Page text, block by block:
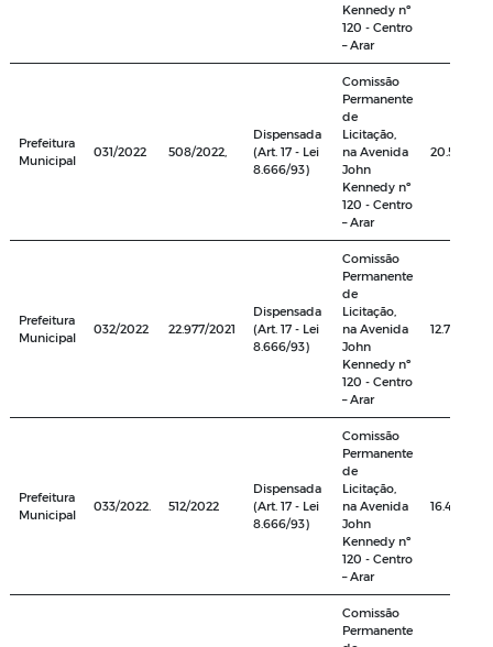
Kennedy nº
120 - Centro
– Arar
Prefeitura
Municipal
031/2022 508/2022,
Dispensada
(Art. 17 - Lei
8.666/93)
Comissão
Permanente
de
Licitação,
na Avenida
John
Kennedy nº
120 - Centro
– Arar
20.533,36
Prefeitura
Municipal
032/2022 22.977/2021
Dispensada
(Art. 17 - Lei
8.666/93)
Comissão
Permanente
de
Licitação,
na Avenida
John
Kennedy nº
120 - Centro
– Arar
12.756,70
Prefeitura
Municipal
033/2022. 512/2022
Dispensada
(Art. 17 - Lei
8.666/93)
Comissão
Permanente
de
Licitação,
na Avenida
John
Kennedy nº
120 - Centro
– Arar
16.400,00
Comissão
Permanente